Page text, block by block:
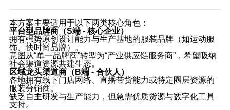
本方案主要适用于以下两类核心角色：
平台型品牌商（S端 - 核心企业）
拥有强势原创设计能力与生产基地的服装品牌（如运动服
饰、快时尚品牌）。
意图从“单一品牌商”转型为“产业供应链服务商”，希望吸纳
社会渠道资源共建生态。
区域龙头渠道商（B端 - 合伙人）
各地拥有线下门店网络、直播带货能力或特定圈层资源的
服装分销商。
缺乏自主研发与生产能力，但急需优质货源与数字化工具
支持。